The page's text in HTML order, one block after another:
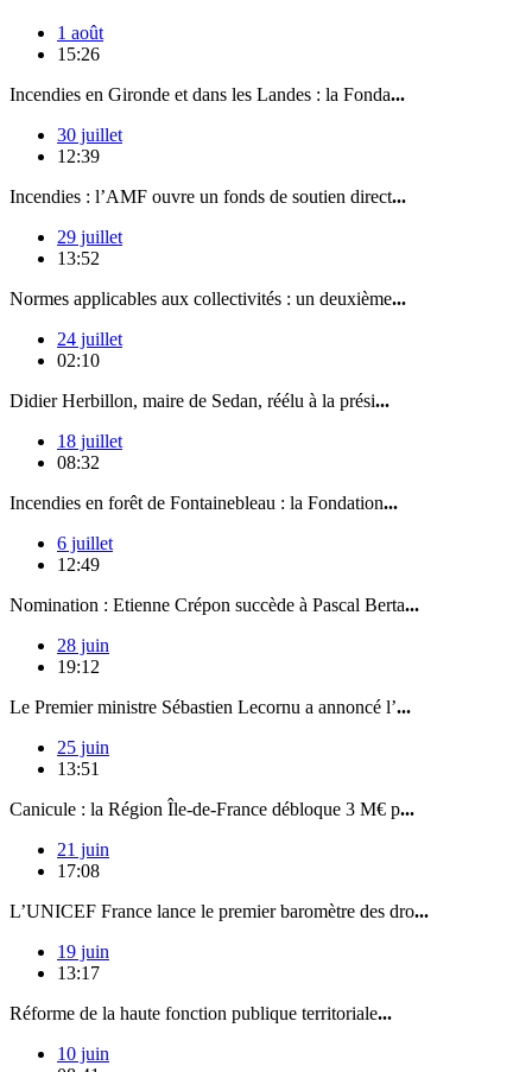
1 août
15:26
Incendies en Gironde et dans les Landes : la Fonda...
30 juillet
12:39
Incendies : l’AMF ouvre un fonds de soutien direct...
29 juillet
13:52
Normes applicables aux collectivités : un deuxième...
24 juillet
02:10
Didier Herbillon, maire de Sedan, réélu à la prési...
18 juillet
08:32
Incendies en forêt de Fontainebleau : la Fondation...
6 juillet
12:49
Nomination : Etienne Crépon succède à Pascal Berta...
28 juin
19:12
Le Premier ministre Sébastien Lecornu a annoncé l’...
25 juin
13:51
Canicule : la Région Île-de-France débloque 3 M€ p...
21 juin
17:08
L’UNICEF France lance le premier baromètre des dro...
19 juin
13:17
Réforme de la haute fonction publique territoriale...
10 juin